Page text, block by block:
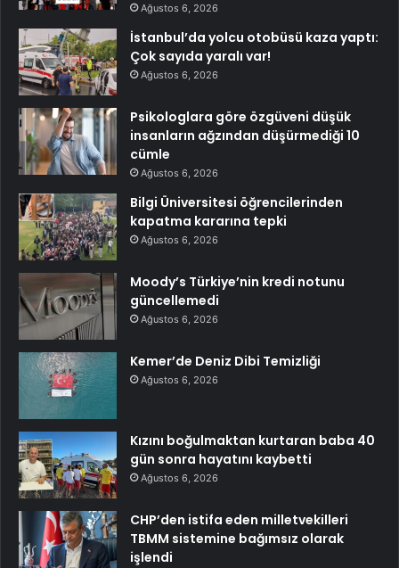
Ağustos 6, 2026
İstanbul’da yolcu otobüsü kaza yaptı:
Çok sayıda yaralı var!
Ağustos 6, 2026
Psikologlara göre özgüveni düşük
insanların ağzından düşürmediği 10
cümle
Ağustos 6, 2026
Bilgi Üniversitesi öğrencilerinden
kapatma kararına tepki
Ağustos 6, 2026
Moody’s Türkiye’nin kredi notunu
güncellemedi
Ağustos 6, 2026
Kemer’de Deniz Dibi Temizliği
Ağustos 6, 2026
Kızını boğulmaktan kurtaran baba 40
gün sonra hayatını kaybetti
Ağustos 6, 2026
CHP’den istifa eden milletvekilleri
TBMM sistemine bağımsız olarak
işlendi